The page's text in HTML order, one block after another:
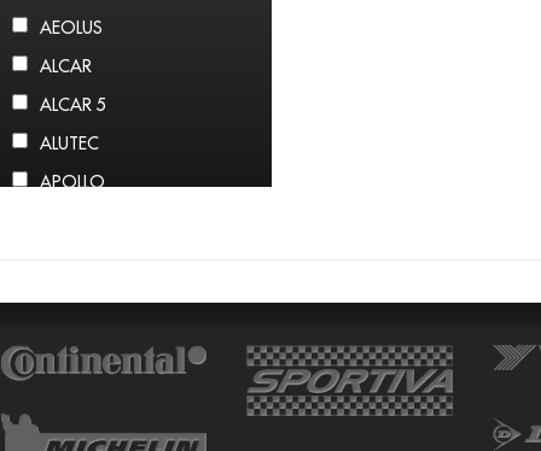
AEOLUS
ALCAR
ALCAR 5
ALUTEC
APOLLO
ARROWSPEED
ATLAS
AUTOGREEN